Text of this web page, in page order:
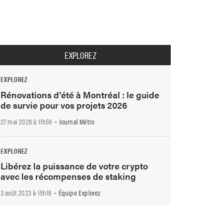
EXPLOREZ
EXPLOREZ
Rénovations d’été à Montréal : le guide
de survie pour vos projets 2026
27 mai 2026 à 11h59 - Journal Métro
EXPLOREZ
Libérez la puissance de votre crypto
avec les récompenses de staking
3 août 2023 à 15h18 - Équipe Explorez